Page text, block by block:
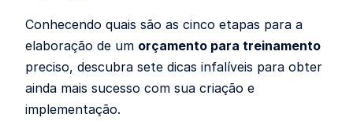
Conhecendo quais são as cinco etapas para a
elaboração de um orçamento para treinamento
preciso, descubra sete dicas infalíveis para obter
ainda mais sucesso com sua criação e
implementação.